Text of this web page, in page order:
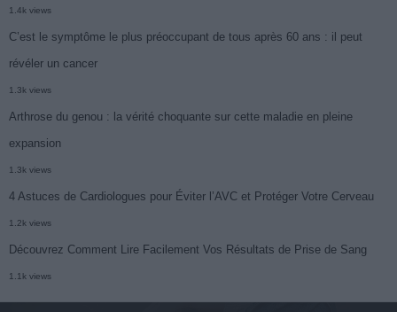
1.4k views
C’est le symptôme le plus préoccupant de tous après 60 ans : il peut
révéler un cancer
1.3k views
Arthrose du genou : la vérité choquante sur cette maladie en pleine
expansion
1.3k views
4 Astuces de Cardiologues pour Éviter l’AVC et Protéger Votre Cerveau
1.2k views
Découvrez Comment Lire Facilement Vos Résultats de Prise de Sang
1.1k views